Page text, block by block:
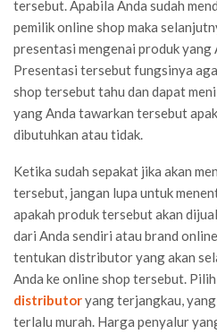
tersebut. Apabila Anda sudah
pemilik online shop maka
presentasi mengenai produk
Presentasi tersebut fungsinya
shop tersebut tahu dan dapat
yang Anda tawarkan tersebut
dibutuhkan atau tidak.
Ketika sudah sepakat jika akan
tersebut, jangan lupa untuk
apakah produk tersebut akan
dari Anda sendiri atau brand
tentukan distributor yang akan
Anda ke online shop tersebut.
distributoryang terjangkau,
terlalu murah. Harga penyalur